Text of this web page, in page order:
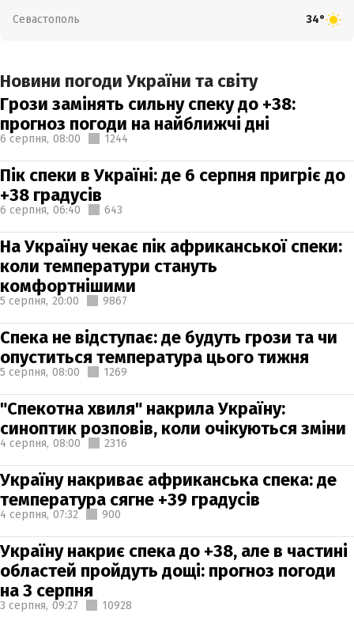
Севастополь 34°
Новини погоди України та світу
Грози замінять сильну спеку до +38:
прогноз погоди на найближчі дні
6 серпня, 08:00 1244
Пік спеки в Україні: де 6 серпня пригріє до
+38 градусів
6 серпня, 06:40 643
На Україну чекає пік африканської спеки:
коли температури стануть
комфортнішими
5 серпня, 20:00 9867
Спека не відступає: де будуть грози та чи
опуститься температура цього тижня
5 серпня, 08:00 1269
"Спекотна хвиля" накрила Україну:
синоптик розповів, коли очікуються зміни
4 серпня, 08:00 2316
Україну накриває африканська спека: де
температура сягне +39 градусів
4 серпня, 07:32 900
Україну накриє спека до +38, але в частині
областей пройдуть дощі: прогноз погоди
на 3 серпня
3 серпня, 09:27 10928